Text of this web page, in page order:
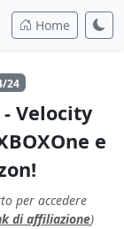
Home
24
Velocity
e
per accedere
di affiliazione)